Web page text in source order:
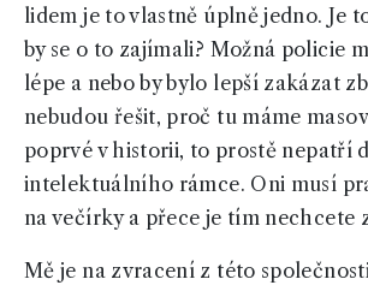
lidem je to vlastně úplně jedno. Je
by se o to zajímali? Možná policie
lépe a nebo by bylo lepší zakázat
nebudou řešit, proč tu máme
poprvé v historii, to prostě nepatří
intelektuálního rámce. Oni musí
na večírky a přece je tím nechcete
Mě je na zvracení z této